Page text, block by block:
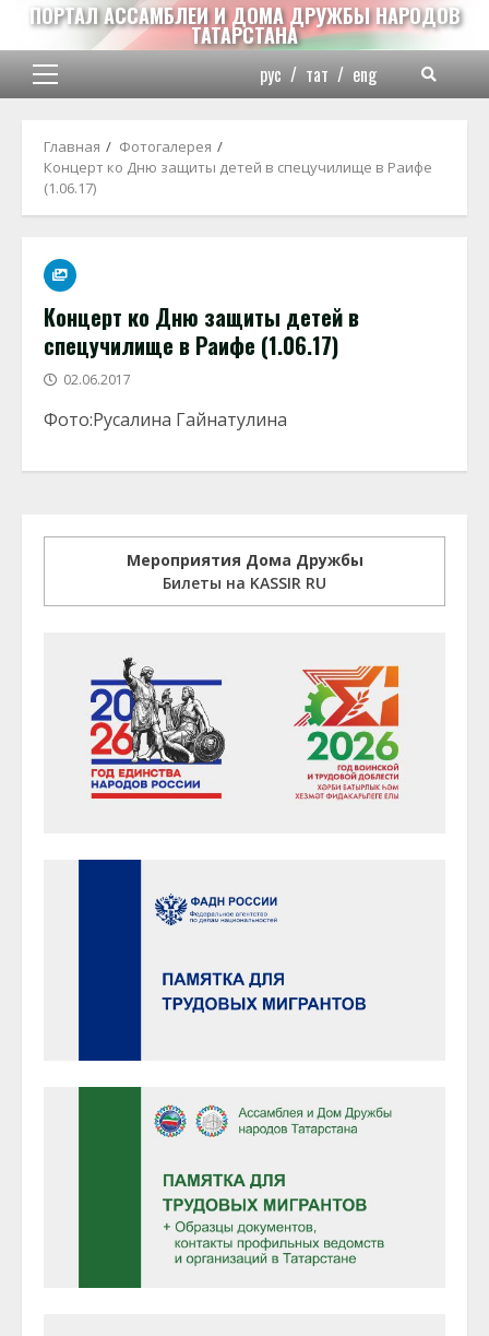
Перейти
содержимому
ПОРТАЛ АССАМБЛЕИ И ДОМА ДРУЖБЫ НАРОДОВ
ТАТАРСТАНА
Основное
рус / тат / eng
Главная
Фотогалерея
Концерт ко Дню защиты детей в спецучилище в Раифе
(1.06.17)
Концерт ко Дню защиты детей в
спецучилище в Раифе (1.06.17)
02.06.2017
Фото:Русалина Гайнатулина
Мероприятия Дома Дружбы
Билеты на KASSIR RU